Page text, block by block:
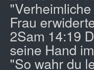
Frau
2Sam 14:19
seine Hand
"So wahr du